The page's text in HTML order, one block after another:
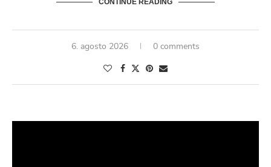
CONTINUE READING
6. agosto 2026 0 comments